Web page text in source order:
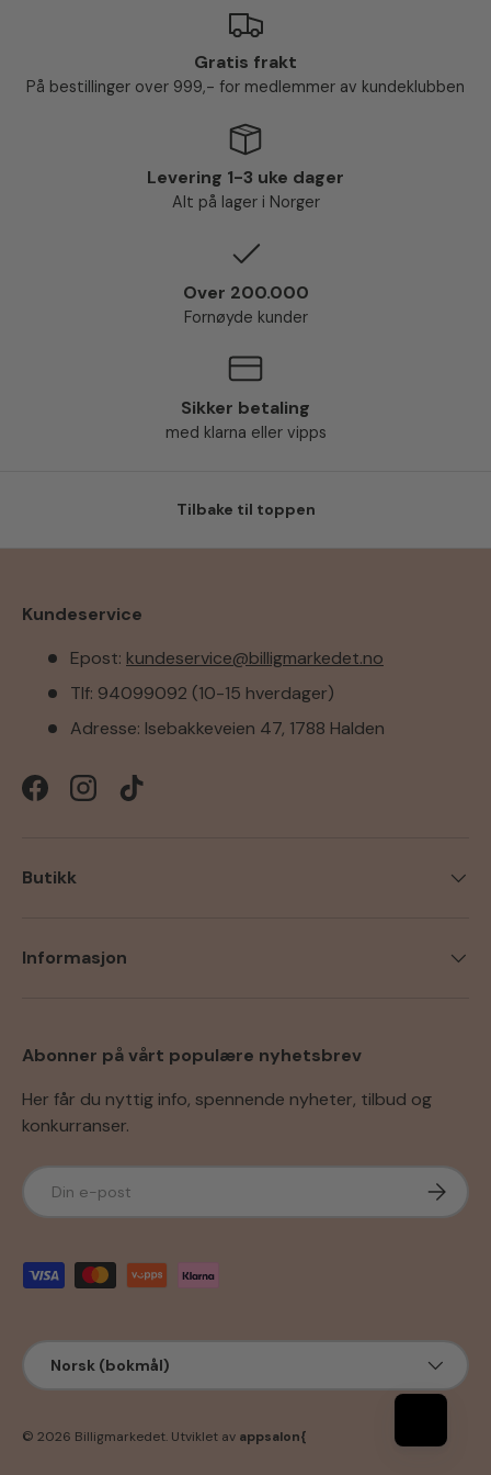
Gratis frakt
På bestillinger over 999,- for medlemmer av kundeklubben
Levering 1-3 uke dager
Alt på lager i Norger
Over 200.000
Fornøyde kunder
Sikker betaling
med klarna eller vipps
Tilbake til toppen
Kundeservice
Epost: kundeservice@billigmarkedet.no
Tlf: 94099092 (10-15 hverdager)
Adresse: Isebakkeveien 47, 1788 Halden
FacebookInstagramTikTok
Butikk
Informasjon
Abonner på vårt populære nyhetsbrev
Her får du nyttig info, spennende nyheter, tilbud og
konkurranser.
E-post Abonner
Godkjente betalingsmetoder
Språk
Norsk (bokmål)
© 2026 Billigmarkedet. Utviklet av appsalon{